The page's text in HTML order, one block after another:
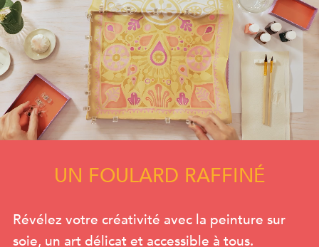
UN FOULARD RAFFINÉ
Révélez votre créativité avec la peinture sur
soie, un art délicat et accessible à tous.